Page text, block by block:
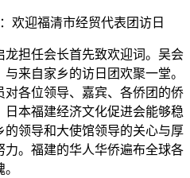
担任会长首先致欢迎词。吴会
来自家乡的访日团欢聚一堂。
各位领导、嘉宾、各侨团的侨
本福建经济文化促进会能够稳
领导和大使馆领导的关心与厚
。福建的华人华侨遍布全球各